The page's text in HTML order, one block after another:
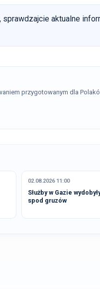
aktualne
przygotowanym dla
02.08.2026 11:00
Służby w Gazie
spod gruzów